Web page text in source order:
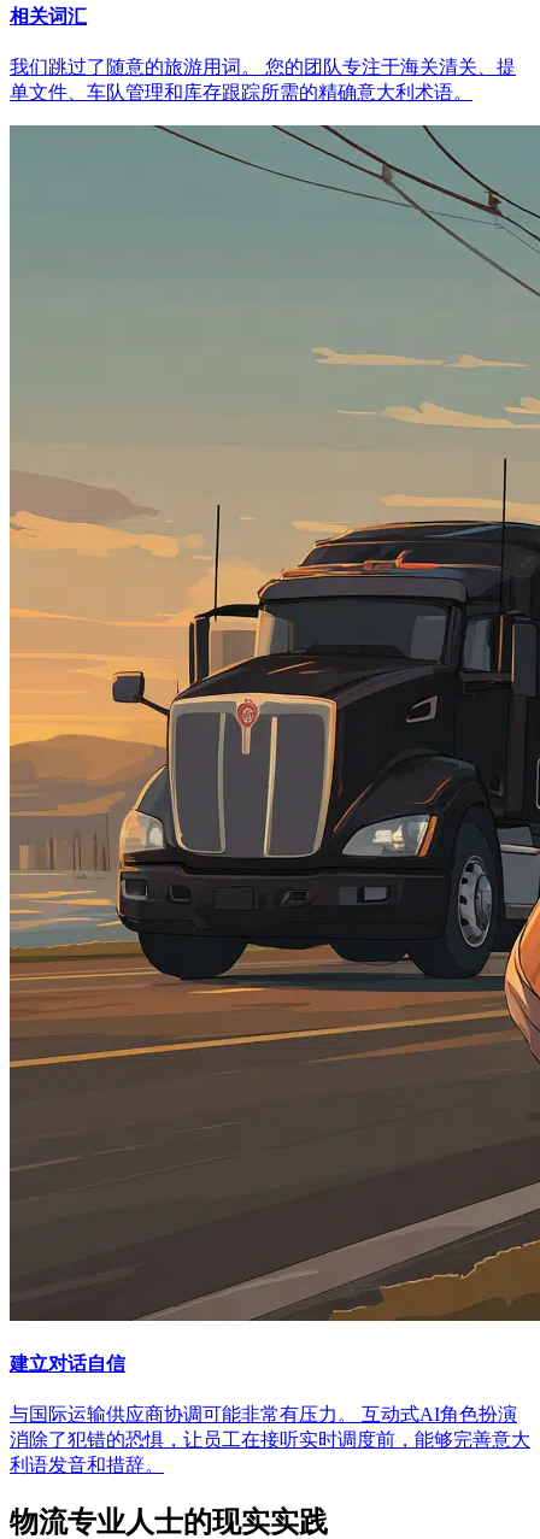
相关词汇
我们跳过了随意的旅游用词。 您的团队专注于海关清关、提
单文件、车队管理和库存跟踪所需的精确意大利术语。
建立对话自信
与国际运输供应商协调可能非常有压力。 互动式AI角色扮演
消除了犯错的恐惧，让员工在接听实时调度前，能够完善意大
利语发音和措辞。
物流专业人士的现实实践